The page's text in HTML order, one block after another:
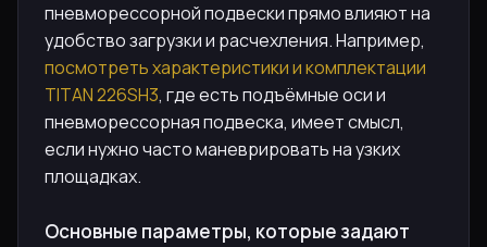
пневморессорной подвески прямо влияют на
удобство загрузки и расчехления. Например,
посмотреть характеристики и комплектации
TITAN 226SH3, где есть подъёмные оси и
пневморессорная подвеска, имеет смысл,
если нужно часто маневрировать на узких
площадках.
Основные параметры, которые задают